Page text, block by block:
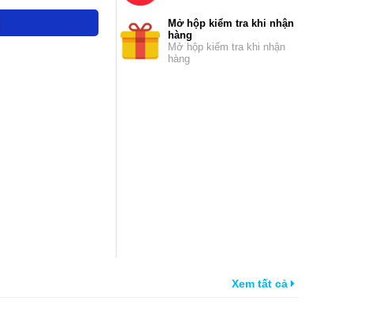
Mở hộp kiểm tra khi nhận
hàng
Mở hộp kiểm tra khi nhận
hàng
Xem tất cả